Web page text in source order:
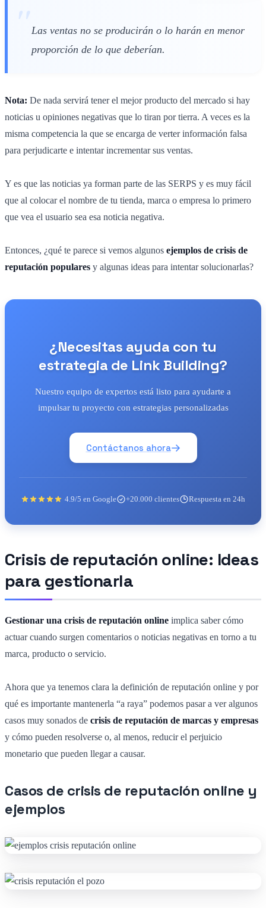
Las ventas no se producirán o lo harán en menor
proporción de lo que deberían.
Nota: De nada servirá tener el mejor producto del mercado si hay
noticias u opiniones negativas que lo tiran por tierra. A veces es la
misma competencia la que se encarga de verter información falsa
para perjudicarte e intentar incrementar sus ventas.
Y es que las noticias ya forman parte de las SERPS y es muy fácil
que al colocar el nombre de tu tienda, marca o empresa lo primero
que vea el usuario sea esa noticia negativa.
Entonces, ¿qué te parece si vemos algunos ejemplos de crisis de
reputación populares y algunas ideas para intentar solucionarlas?
¿Necesitas ayuda con tu
estrategia de Link Building?
Nuestro equipo de expertos está listo para ayudarte a
impulsar tu proyecto con estrategias personalizadas
Contáctanos ahora
4.9/5 en Google +20.000 clientes Respuesta en 24h
Crisis de reputación online: Ideas
para gestionarla
Gestionar una crisis de reputación online implica saber cómo
actuar cuando surgen comentarios o noticias negativas en torno a tu
marca, producto o servicio.
Ahora que ya tenemos clara la definición de reputación online y por
qué es importante mantenerla “a raya” podemos pasar a ver algunos
casos muy sonados de crisis de reputación de marcas y empresas
y cómo pueden resolverse o, al menos, reducir el perjuicio
monetario que pueden llegar a causar.
Casos de crisis de reputación online y
ejemplos